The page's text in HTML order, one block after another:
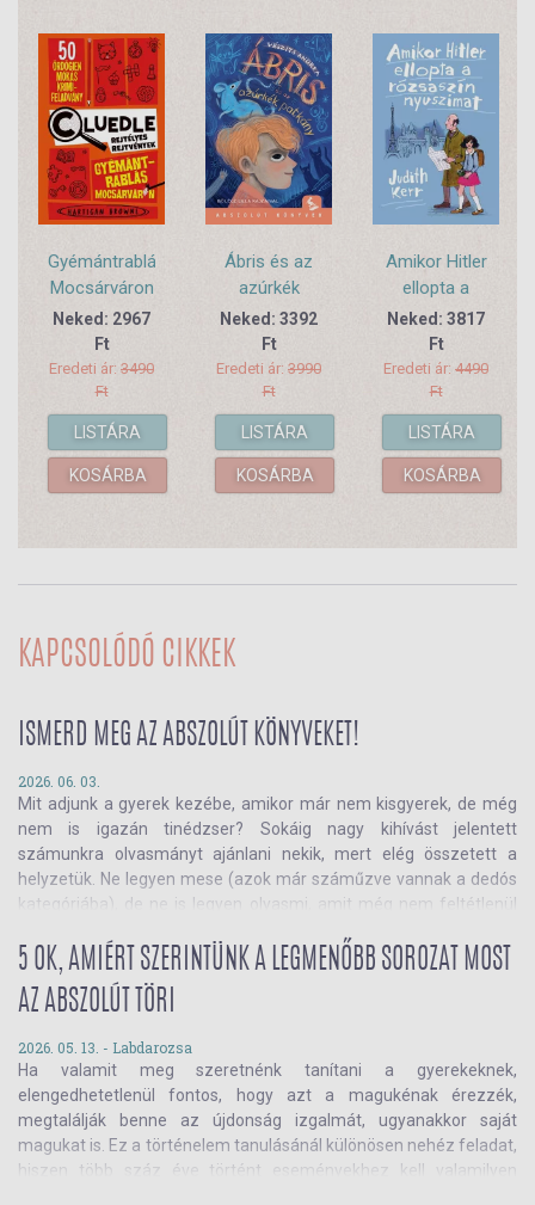
Gyémántrablás
Mocsárváron
- Cluedle -
Rejtélyes
rejtvények
Neked: 2967
Ft
Eredeti ár: 3490
Ft
LISTÁRA
KOSÁRBA
Ábris és az
azúrkék
patkány
Neked: 3392
Ft
Eredeti ár: 3990
Ft
LISTÁRA
KOSÁRBA
Amikor Hitler
ellopta a
rózsaszín
nyuszimat
Neked: 3817
Ft
Eredeti ár: 4490
Ft
LISTÁRA
KOSÁRBA
KAPCSOLÓDÓ CIKKEK
ISMERD MEG AZ ABSZOLÚT KÖNYVEKET!
2026. 06. 03.
Mit adjunk a gyerek kezébe, amikor már nem kisgyerek, de még
nem is igazán tinédzser? Sokáig nagy kihívást jelentett
számunkra olvasmányt ajánlani nekik, mert elég összetett a
helyzetük. Ne legyen mese (azok már száműzve vannak a dedós
kategóriába), de ne is legyen olyasmi, amit még nem feltétlenül
nem a korosztályuknak megfelelő problémákról, sajátosságokról
5 OK, AMIÉRT SZERINTÜNK A LEGMENŐBB SOROZAT MOST
AZ ABSZOLÚT TÖRI
2026. 05. 13. - Labdarozsa
Ha valamit meg szeretnénk tanítani a gyerekeknek,
elengedhetetlenül fontos, hogy azt a magukénak érezzék,
megtalálják benne az újdonság izgalmát, ugyanakkor saját
magukat is. Ez a történelem tanulásánál különösen nehéz feladat,
hiszen több száz éve történt eseményekhez kell valamilyen